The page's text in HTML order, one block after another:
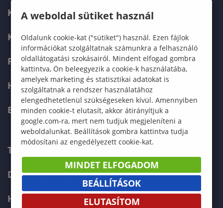
KARUNK
KÉPZÉSEK
FELVÉTELIZŐKNEK
HALLGATÓKNAK
ERASMUS+
TELEFONKÖNYV
DOKUMENTUMOK
HÍREK
A weboldal sütiket használ
Oldalunk cookie-kat ("sütiket") használ. Ezen fájlok
információkat szolgáltatnak számunkra a felhasználó
oldallátogatási szokásairól. Mindent elfogad gombra
kattintva, Ön beleegyezik a cookie-k használatába,
amelyek marketing és statisztikai adatokat is
szolgáltatnak a rendszer használatához
elengedhetetlenül szükségeseken kívül. Amennyiben
minden cookie-t elutasít, akkor átirányítjuk a
google.com-ra, mert nem tudjuk megjeleníteni a
weboldalunkat. Beállítások gombra kattintva tudja
módosítani az engedélyezett cookie-kat.
MINDET ELFOGADOM
BEÁLLÍTÁSOK
ELUTASÍTOM